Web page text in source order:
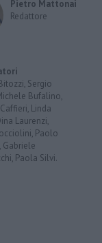
Pietro Mattonai
Redattore
Sergio
Bufalino,
Linda
Laurenzi,
Paolo
Gabriele
Paola Silvi.